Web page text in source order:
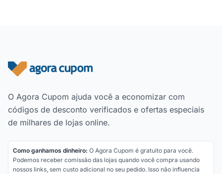
Rodapé do site
O Agora Cupom ajuda você a economizar com
códigos de desconto verificados e ofertas especiais
de milhares de lojas online.
Como ganhamos dinheiro: O Agora Cupom é gratuito para você.
Podemos receber comissão das lojas quando você compra usando
nossos links, sem custo adicional no seu pedido. Isso não influencia